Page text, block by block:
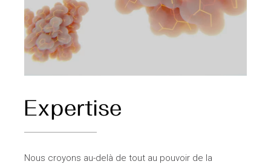
Expertise
Nous croyons au-delà de tout au pouvoir de la